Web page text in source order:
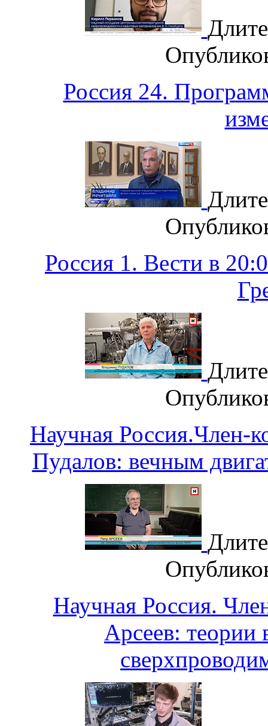
Россия 24.
Россия 1. Вести в
Научная Россия.Член-
Пудалов: вечным
Научная Россия.
Арсеев: теории